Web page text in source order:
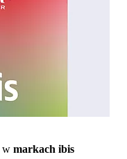
w markach ibis